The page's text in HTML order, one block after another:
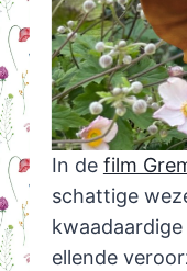
In de film
schattige
ellende